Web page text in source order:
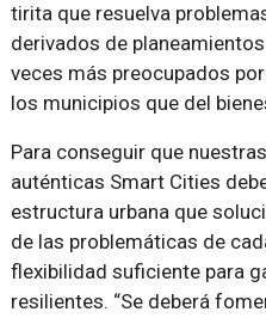
tirita que resuelva
derivados de
veces más preocupados
los municipios que del
Para conseguir que
auténticas Smart Cities
estructura urbana que
de las problemáticas de
flexibilidad suficiente para
resilientes. “Se deberá